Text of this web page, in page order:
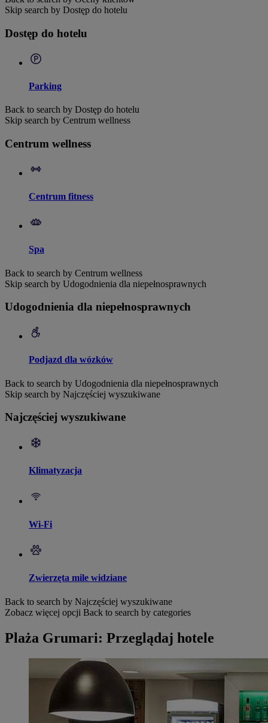
Skip search by Dostęp do hotelu
Dostęp do hotelu
Parking
Back to search by Dostęp do hotelu
Skip search by Centrum wellness
Centrum wellness
Centrum fitness
Spa
Back to search by Centrum wellness
Skip search by Udogodnienia dla niepełnosprawnych
Udogodnienia dla niepełnosprawnych
Podjazd dla wózków
Back to search by Udogodnienia dla niepełnosprawnych
Skip search by Najczęściej wyszukiwane
Najczęściej wyszukiwane
Klimatyzacja
Wi-Fi
Zwierzęta mile widziane
Back to search by Najczęściej wyszukiwane
Zobacz więcej opcji Back to search by categories
Plaża Grumari: Przeglądaj hotele